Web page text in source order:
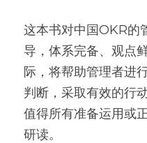
这本书对中国OKR的
导，体系完备、观点
际，将帮助管理者进
判断，采取有效的行
值得所有准备运用或
研读。